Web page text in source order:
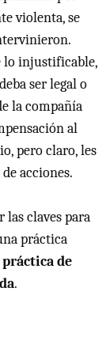
violenta, se
lo injustificable,
ser legal o
la compañía
al
pero claro, les
acciones.
las claves para
práctica
de
.